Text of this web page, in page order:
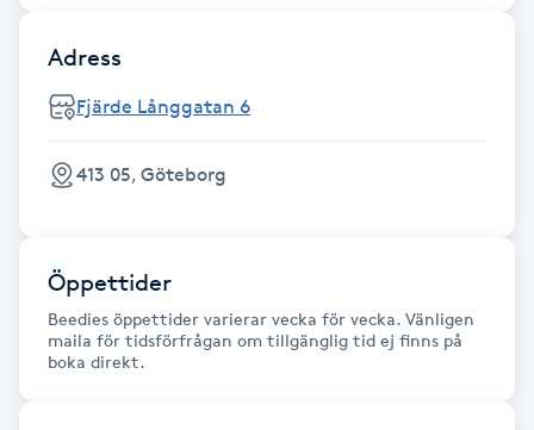
Fransförlängning Megavolym
Fransförlängning Volym
Fransk manikyr
Fransrengöring
Frekvensterapi
Adress
Fjärde Långgatan 6
413 05, Göteborg
Öppettider
Beedies öppettider varierar vecka för vecka. Vänligen
maila för tidsförfrågan om tillgänglig tid ej finns på
boka direkt.